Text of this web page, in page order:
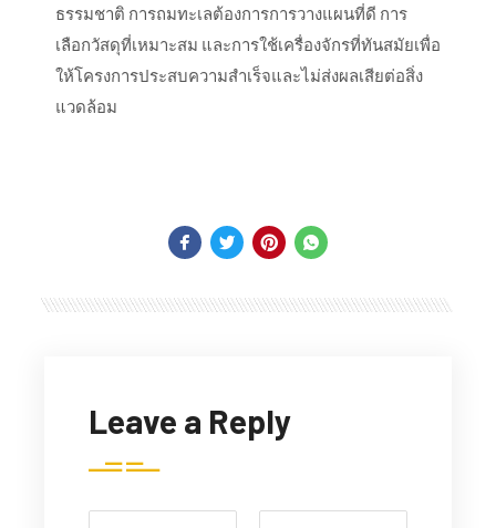
ธรรมชาติ การถมทะเลต้องการการวางแผนที่ดี การ
เลือกวัสดุที่เหมาะสม และการใช้เครื่องจักรที่ทันสมัยเพื่อ
ให้โครงการประสบความสำเร็จและไม่ส่งผลเสียต่อสิ่ง
แวดล้อม
Leave a Reply